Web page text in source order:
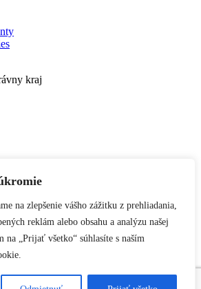
na zlepšenie vášho zážitku z prehliadania,
reklám alebo obsahu a analýzu našej
na „Prijať všetko“ súhlasíte s naším
kraj